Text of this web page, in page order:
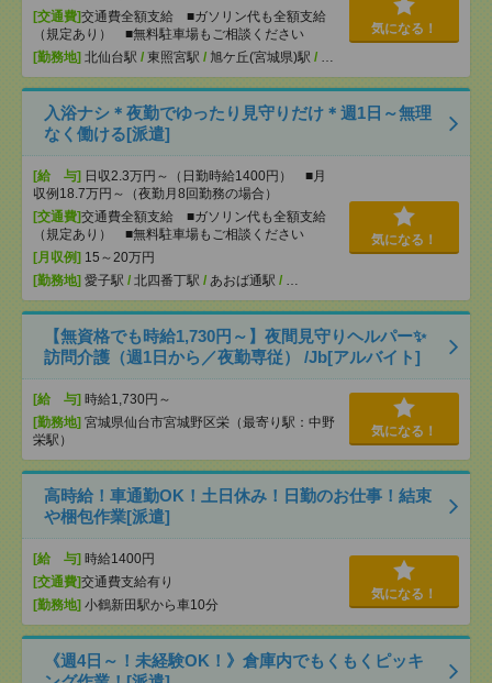
[交通費]交通費全額支給 ■ガソリン代も全額支給
（規定あり） ■無料駐車場もご相談ください
[勤務地] 北仙台駅 / 東照宮駅 / 旭ケ丘(宮城県)駅 / …
気になる！
入浴ナシ＊夜勤でゆったり見守りだけ＊週1日～無理
なく働ける[派遣]
[給 与] 日収2.3万円～（日勤時給1400円） ■月
収例18.7万円～（夜勤月8回勤務の場合）
[交通費]交通費全額支給 ■ガソリン代も全額支給
（規定あり） ■無料駐車場もご相談ください
[月収例] 15～20万円
[勤務地] 愛子駅 / 北四番丁駅 / あおば通駅 / …
気になる！
【無資格でも時給1,730円～】夜間見守りヘルパー✨
訪問介護（週1日から／夜勤専従） /Jb[アルバイト]
[給 与] 時給1,730円～
[勤務地] 宮城県仙台市宮城野区栄（最寄り駅：中野
栄駅）
気になる！
高時給！車通勤OK！土日休み！日勤のお仕事！結束
や梱包作業[派遣]
[給 与] 時給1400円
[交通費]交通費支給有り
[勤務地] 小鶴新田駅から車10分
気になる！
《週4日～！未経験OK！》倉庫内でもくもくピッキ